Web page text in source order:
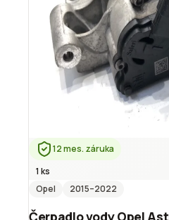
12 mes. záruka
1 ks
Opel
2015–2022